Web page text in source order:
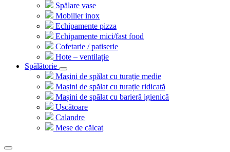
Spălare vase
Mobilier inox
Echipamente pizza
Echipamente mici/fast food
Cofetarie / patiserie
Hote – ventilație
Spălătorie
Mașini de spălat cu turație medie
Mașini de spălat cu turație ridicată
Mașini de spălat cu barieră igienică
Uscătoare
Calandre
Mese de călcat